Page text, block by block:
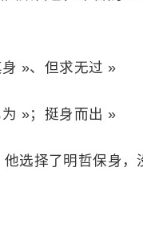
»、但求无过 »
»；挺身而出 »
选择了明哲保身，